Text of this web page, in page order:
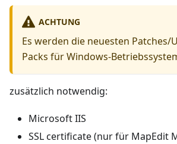
ACHTUNG
Es werden die neuesten Patches/
Packs für Windows-
zusätzlich notwendig:
Microsoft IIS
SSL certificate (nur für MapEdit